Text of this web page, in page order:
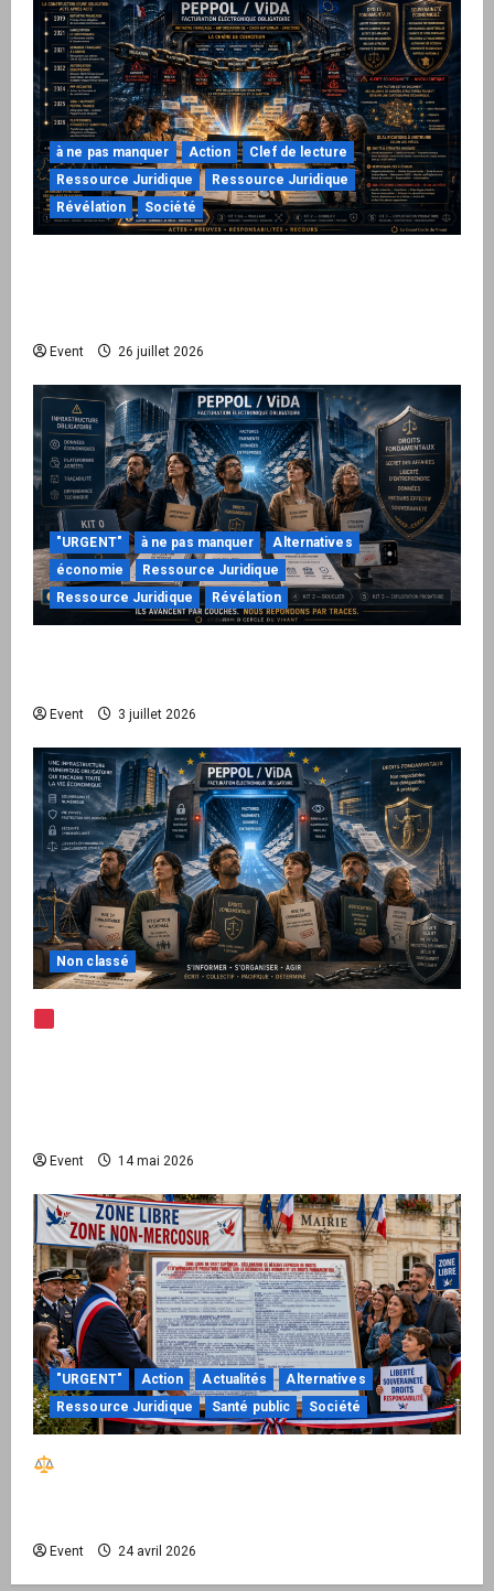
à ne pas manquer Action
Clef de lecture
Ressource Juridique
Ressource Juridique
Révélation
Société
Event 26 juillet 2026
"URGENT" à ne pas manquer
Alternatives
économie
Ressource Juridique
Ressource Juridique
Révélation
Event 3 juillet 2026
Non classé
Event 14 mai 2026
"URGENT" Action Actualités
Alternatives
Ressource Juridique
Santé public Société
Event 24 avril 2026